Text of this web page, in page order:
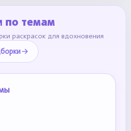
по темам
раскрасок для вдохновения